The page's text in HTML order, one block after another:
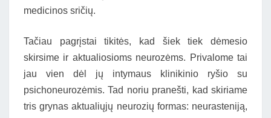
medicinos sričių.
Tačiau pagrįstai tikitės, kad šiek tiek dėmesio
skirsime ir aktualiosioms neurozėms. Privalome tai
jau vien dėl jų intymaus klinikinio ryšio su
psichoneurozėmis. Tad noriu pranešti, kad skiriame
tris grynas aktualiųjų neurozių formas: neurasteniją,